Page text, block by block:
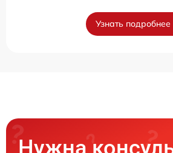
Узнать подробнее
Нужна